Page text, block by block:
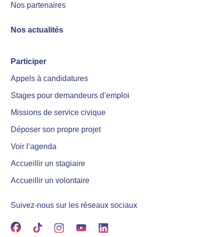
Nos partenaires
Nos actualités
Participer
Appels à candidatures
Stages pour demandeurs d’emploi
Missions de service civique
Déposer son propre projet
Voir l’agenda
Accueillir un stagiaire
Accueillir un volontaire
Suivez-nous sur les réseaux sociaux